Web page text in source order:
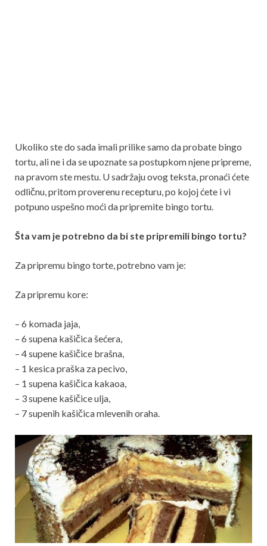
Ukoliko ste do sada imali prilike samo da probate bingo
tortu, ali ne i da se upoznate sa postupkom njene pripreme,
na pravom ste mestu. U sadržaju ovog teksta, pronaći ćete
odličnu, pritom proverenu recepturu, po kojoj ćete i vi
potpuno uspešno moći da pripremite bingo tortu.
Šta vam je potrebno da bi ste pripremili bingo tortu?
Za pripremu bingo torte, potrebno vam je:
Za pripremu kore:
– 6 komada jaja,
– 6 supena kašičica šećera,
– 4 supene kašičice brašna,
– 1 kesica praška za pecivo,
– 1 supena kašičica kakaoa,
– 3 supene kašičice ulja,
– 7 supenih kašičica mlevenih oraha.